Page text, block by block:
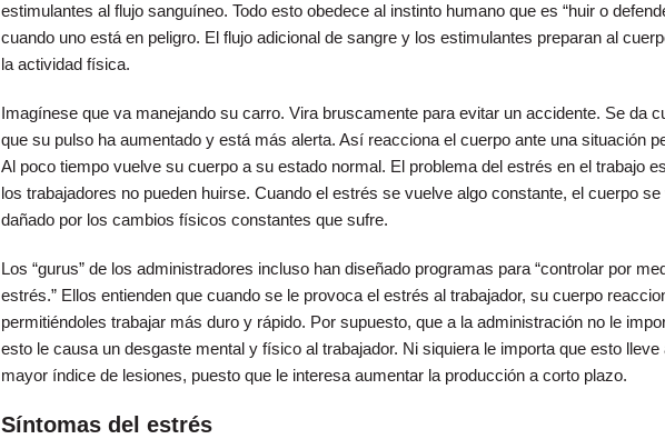
estimulantes al flujo sanguíneo. Todo esto obedece al instinto humano que es “huir o
cuando uno está en peligro. El flujo adicional de sangre y los estimulantes preparan al
la actividad física.
Imagínese que va manejando su carro. Vira bruscamente para evitar un accidente. Se da
que su pulso ha aumentado y está más alerta. Así reacciona el cuerpo ante una situación
Al poco tiempo vuelve su cuerpo a su estado normal. El problema del estrés en el trabajo
los trabajadores no pueden huirse. Cuando el estrés se vuelve algo constante, el cuerpo se
dañado por los cambios físicos constantes que sufre.
Los “gurus” de los administradores incluso han diseñado programas para “controlar por
estrés.” Ellos entienden que cuando se le provoca el estrés al trabajador, su cuerpo
permitiéndoles trabajar más duro y rápido. Por supuesto, que a la administración no le
esto le causa un desgaste mental y físico al trabajador. Ni siquiera le importa que esto lleve
mayor índice de lesiones, puesto que le interesa aumentar la producción a corto plazo.
Síntomas del estrés